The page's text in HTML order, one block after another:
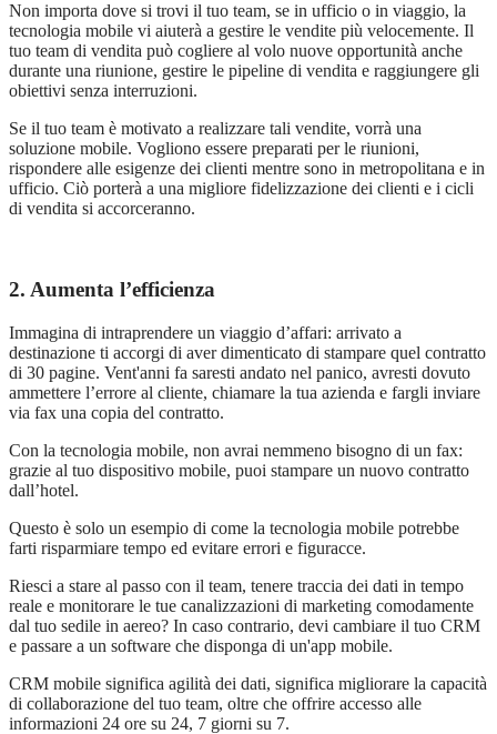
Non importa dove si trovi il tuo team, se in ufficio o in viaggio, la
tecnologia mobile vi aiuterà a gestire le vendite più velocemente. Il
tuo team di vendita può cogliere al volo nuove opportunità anche
durante una riunione, gestire le pipeline di vendita e raggiungere gli
obiettivi senza interruzioni.
Se il tuo team è motivato a realizzare tali vendite, vorrà una
soluzione mobile. Vogliono essere preparati per le riunioni,
rispondere alle esigenze dei clienti mentre sono in metropolitana e in
ufficio. Ciò porterà a una migliore fidelizzazione dei clienti e i cicli
di vendita si accorceranno.
2. Aumenta l’efficienza
Immagina di intraprendere un viaggio d’affari: arrivato a
destinazione ti accorgi di aver dimenticato di stampare quel contratto
di 30 pagine. Vent'anni fa saresti andato nel panico, avresti dovuto
ammettere l’errore al cliente, chiamare la tua azienda e fargli inviare
via fax una copia del contratto.
Con la tecnologia mobile, non avrai nemmeno bisogno di un fax:
grazie al tuo dispositivo mobile, puoi stampare un nuovo contratto
dall’hotel.
Questo è solo un esempio di come la tecnologia mobile potrebbe
farti risparmiare tempo ed evitare errori e figuracce.
Riesci a stare al passo con il team, tenere traccia dei dati in tempo
reale e monitorare le tue canalizzazioni di marketing comodamente
dal tuo sedile in aereo? In caso contrario, devi cambiare il tuo CRM
e passare a un software che disponga di un'app mobile.
CRM mobile significa agilità dei dati, significa migliorare la capacità
di collaborazione del tuo team, oltre che offrire accesso alle
informazioni 24 ore su 24, 7 giorni su 7.